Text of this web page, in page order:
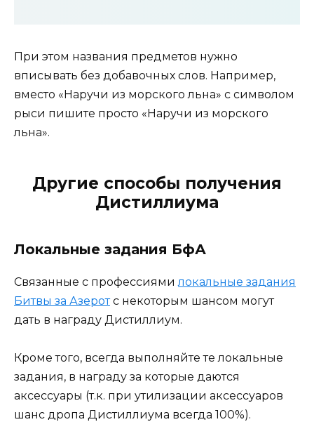
При этом названия предметов нужно
вписывать без добавочных слов. Например,
вместо «Наручи из морского льна» с символом
рыси пишите просто «Наручи из морского
льна».
Другие способы получения
Дистиллиума
Локальные задания БфА
Связанные с профессиями локальные задания
Битвы за Азеротс некоторым шансом могут
дать в награду Дистиллиум.
Кроме того, всегда выполняйте те локальные
задания, в награду за которые даются
аксессуары (т.к. при утилизации аксессуаров
шанс дропа Дистиллиума всегда 100%).